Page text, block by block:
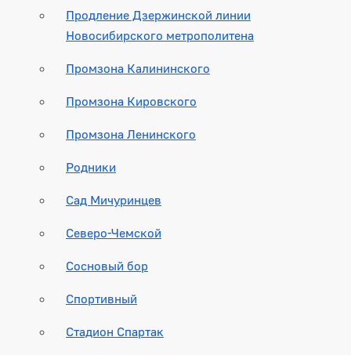
Продление Дзержинской линии
Новосибирского метрополитена
Промзона Калининского
Промзона Кировского
Промзона Ленинского
Родники
Сад Мичуринцев
Северо-Чемской
Сосновый бор
Спортивный
Стадион Спартак